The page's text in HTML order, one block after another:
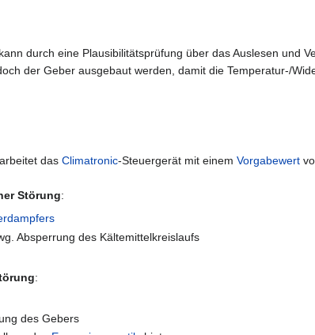
durch eine Plausibilitätsprüfung über das Auslesen und
der Geber ausgebaut werden, damit die Temperatur-/
das Climatronic-Steuergerät mit einem Vorgabewert
Störung:
Absperrung des Kältemittelkreislaufs
:
des Gebers